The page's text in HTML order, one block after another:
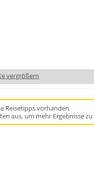
vergrößern
Reisetipps vorhanden.
aus, um mehr Ergebnisse